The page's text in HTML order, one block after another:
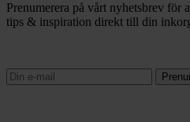
Prenumerera på vårt nyhetsbrev för
tips & inspiration direkt till din